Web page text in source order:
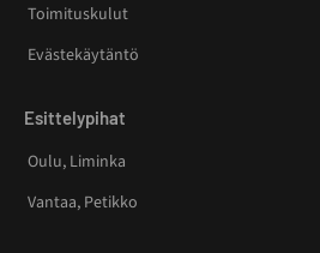
Toimituskulut
Evästekäytäntö
Esittelypihat
Oulu, Liminka
Vantaa, Petikko